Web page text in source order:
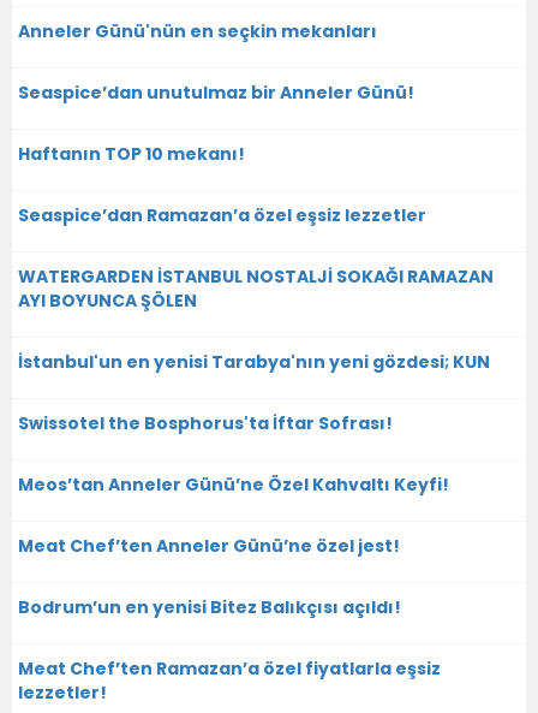
Anneler Günü'nün en seçkin mekanları
Seaspice’dan unutulmaz bir Anneler Günü!
Haftanın TOP 10 mekanı!
Seaspice’dan Ramazan’a özel eşsiz lezzetler
WATERGARDEN İSTANBUL NOSTALJİ SOKAĞI RAMAZAN
AYI BOYUNCA ŞÖLEN
İstanbul'un en yenisi Tarabya'nın yeni gözdesi; KUN
Swissotel the Bosphorus'ta İftar Sofrası!
Meos’tan Anneler Günü’ne Özel Kahvaltı Keyfi!
Meat Chef’ten Anneler Günü’ne özel jest!
Bodrum’un en yenisi Bitez Balıkçısı açıldı!
Meat Chef’ten Ramazan’a özel fiyatlarla eşsiz
lezzetler!